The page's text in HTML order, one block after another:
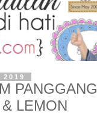
PANGGANG
LEMON